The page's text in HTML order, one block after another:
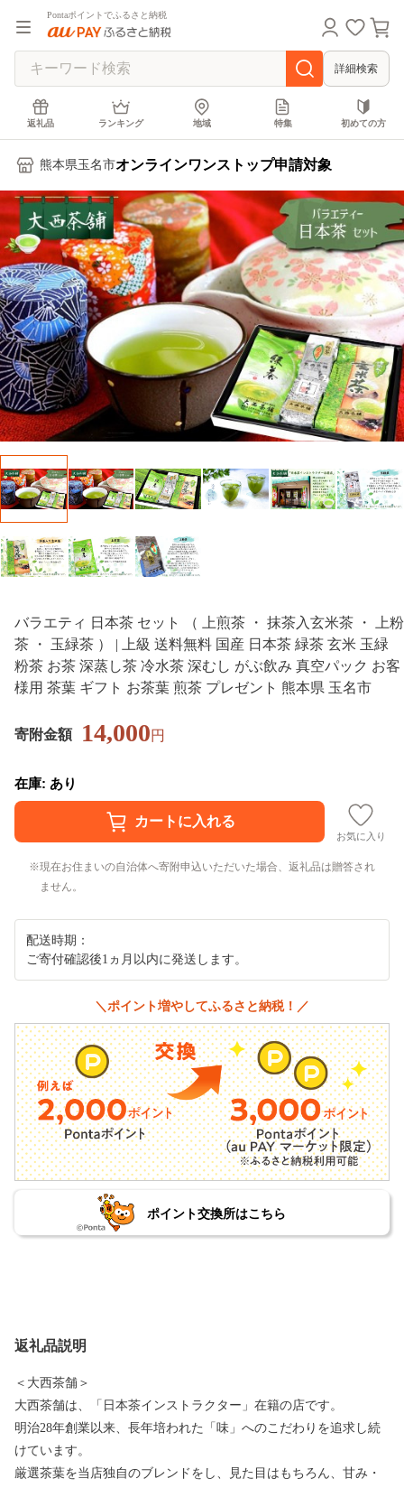
Pontaポイントでふるさと納税
詳細検索
返礼品 ランキング 地域 特集 初めての方
熊本県玉名市オンラインワンストップ申請対象
バラエティ 日本茶 セット （ 上煎茶 ・ 抹茶入玄米茶 ・ 上粉
茶 ・ 玉緑茶 ） | 上級 送料無料 国産 日本茶 緑茶 玄米 玉緑
粉茶 お茶 深蒸し茶 冷水茶 深むし がぶ飲み 真空パック お客
様用 茶葉 ギフト お茶葉 煎茶 プレゼント 熊本県 玉名市
寄附金額 14,000円
在庫: あり
お気に入り
現在お住まいの自治体へ寄附申込いただいた場合、返礼品は贈答され
ません。
配送時期：
ご寄付確認後1ヵ月以内に発送します。
＼ポイント増やしてふるさと納税！／
ポイント交換所はこちら
返礼品説明
＜大西茶舗＞
大西茶舗は、「日本茶インストラクター」在籍の店です。
明治28年創業以来、長年培われた「味」へのこだわりを追求し続
けています。
厳選茶葉を当店独自のブレンドをし、見た目はもちろん、甘み・